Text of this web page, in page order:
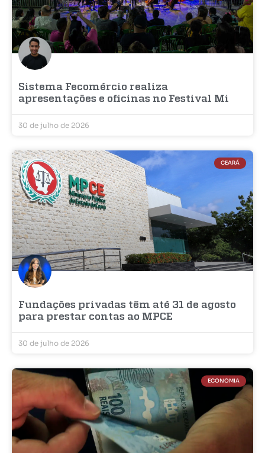
Sistema Fecomércio realiza
apresentações e oficinas no Festival Mi
30 de julho de 2026
CEARÁ
Fundações privadas têm até 31 de agosto
para prestar contas ao MPCE
30 de julho de 2026
ECONOMIA